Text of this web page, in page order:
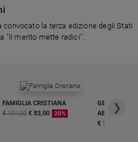
convocato la terza edizione degli Stati
"Il merito mette radici".
FAMIGLIA CRISTIANA
€ 104,00 € 83,00 20%
GBABY
€ 16,99
❯